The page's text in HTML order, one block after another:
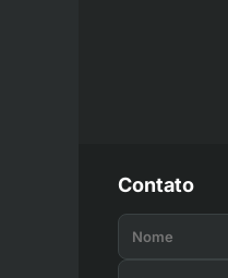
Contato